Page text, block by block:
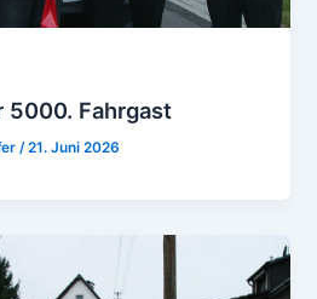
5000. Fahrgast
/21. Juni 2026